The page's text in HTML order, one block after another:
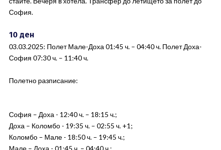
София.
10 ден
03.03.2025: Полет Мале-Доха 01:45 ч. – 04:40 ч. Полет Доха-
София 07:30 ч. – 11:40 ч.
Полетно разписание:
София – Доха - 12:40 ч. – 18:15 ч.;
Доха – Коломбо - 19:35 ч. – 02:55 ч. +1;
Коломбо – Мале - 18:50 ч. – 19:45 ч.;
Мале – Доха - 01:45 ч. – 04:40 ч.;